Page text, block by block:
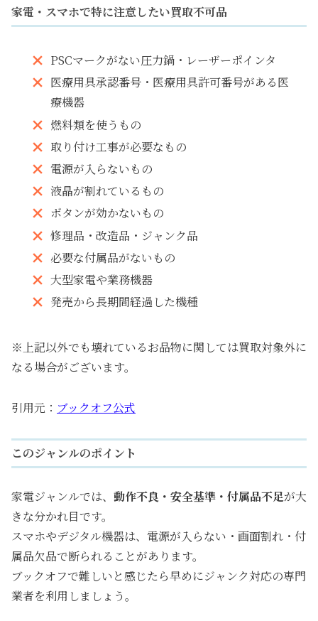
家電・スマホで特に注意したい買取不可品
PSCマークがない圧力鍋・レーザーポインタ
医療用具承認番号・医療用具許可番号がある医
療機器
燃料類を使うもの
取り付け工事が必要なもの
電源が入らないもの
液晶が割れているもの
ボタンが効かないもの
修理品・改造品・ジャンク品
必要な付属品がないもの
大型家電や業務機器
発売から長期間経過した機種
※上記以外でも壊れているお品物に関しては買取対象外に
なる場合がございます。
引用元： ブックオフ公式
このジャンルのポイント
家電ジャンルでは、 動作不良・安全基準・付属品不足が大
きな分かれ目です。
スマホやデジタル機器は、電源が入らない・画面割れ・付
属品欠品で断られることがあります。
ブックオフで難しいと感じたら早めにジャンク対応の専門
業者を利用しましょう。